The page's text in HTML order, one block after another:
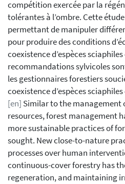
compétition exercée par la
tolérantes à l’ombre. Cette
permettant de manipuler
pour produire des conditions
coexistence d’espèces
recommandations sylvicoles
les gestionnaires forestiers
coexistence d’espèces
[en] Similar to the
resources, forest management
more sustainable practices of
sought. New close-to-nature
processes over human
continuous-cover forestry has
regeneration, and maintaining